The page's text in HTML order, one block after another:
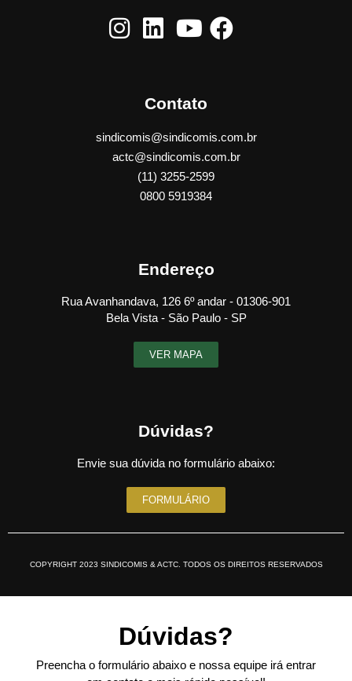
Contato
sindicomis@sindicomis.com.br
actc@sindicomis.com.br
(11) 3255-2599
0800 5919384
Endereço
Rua Avanhandava, 126 6º andar - 01306-901
Bela Vista - São Paulo - SP
VER MAPA
Dúvidas?
Envie sua dúvida no formulário abaixo:
FORMULÁRIO
COPYRIGHT 2023 SINDICOMIS & ACTC. TODOS OS DIREITOS RESERVADOS
Dúvidas?
Preencha o formulário abaixo e nossa equipe irá entrar